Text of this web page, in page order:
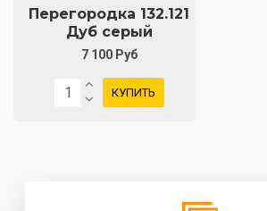
Перегородка 132.121
Дуб серый
7 100 Руб
КУПИТЬ